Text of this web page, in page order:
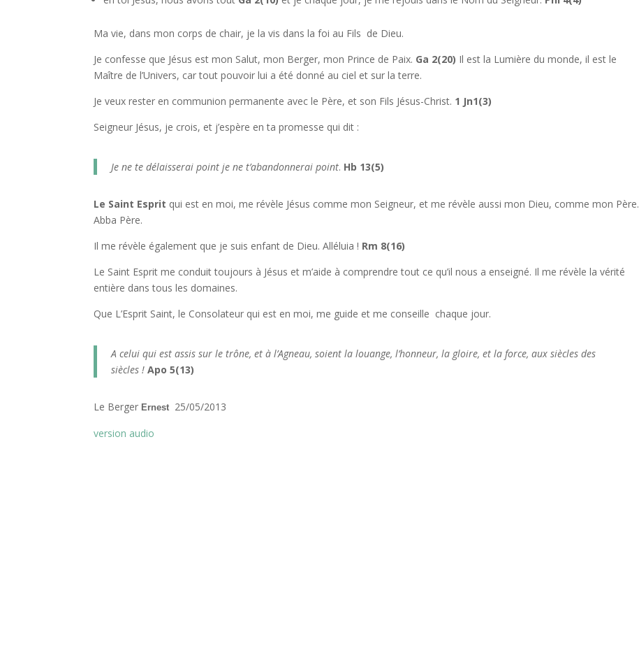
Ma vie, dans mon corps de chair, je la vis dans la foi au Fils de Dieu.
Je confesse que Jésus est mon Salut, mon Berger, mon Prince de Paix. Ga 2(20) Il est la Lumière du monde, il est le
Maître de l’Univers, car tout pouvoir lui a été donné au ciel et sur la terre.
Je veux rester en communion permanente avec le Père, et son Fils Jésus-Christ. 1 Jn1(3)
Seigneur Jésus, je crois, et j’espère en ta promesse qui dit :
Je ne te délaisserai point je ne t’abandonnerai point. Hb 13(5)
Le Saint Esprit qui est en moi, me révèle Jésus comme mon Seigneur, et me révèle aussi mon Dieu, comme mon Père.
Abba Père.
Il me révèle également que je suis enfant de Dieu. Alléluia ! Rm 8(16)
Le Saint Esprit me conduit toujours à Jésus et m’aide à comprendre tout ce qu’il nous a enseigné. Il me révèle la vérité
entière dans tous les domaines.
Que L’Esprit Saint, le Consolateur qui est en moi, me guide et me conseille chaque jour.
A celui qui est assis sur le trône, et à l’Agneau, soient la louange, l’honneur, la gloire, et la force, aux siècles des
siècles ! Apo 5(13)
Le Berger Ernest 25/05/2013
version audio